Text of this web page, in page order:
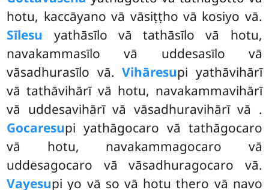
hotu, kaccāyano vā vāsiṭṭho vā kosiyo vā.
Sīlesu yathāsīlo vā tathāsīlo vā hotu,
navakammasīlo vā uddesasīlo vā
vāsadhurasīlo vā.Vihāresupi yathāvihārī
vā tathāvihārī vā hotu, navakammavihārī
vā uddesavihārī vā vāsadhuravihārī vā .
Gocaresupi yathāgocaro vā tathāgocaro
vā hotu, navakammagocaro vā
uddesagocaro vā vāsadhuragocaro vā.
Vayesupi yo vā so vā hotu thero vā navo